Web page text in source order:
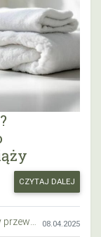
CZYTAJ DALEJ
08.04.2025